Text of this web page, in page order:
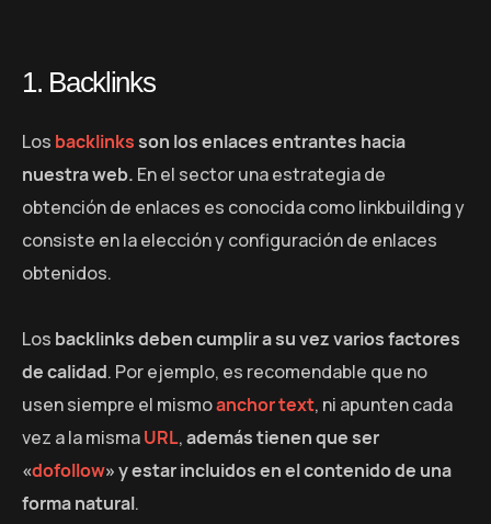
1. Backlinks
Los backlinksson los enlaces entrantes hacia
nuestra web. En el sector una estrategia de
obtención de enlaces es conocida como linkbuilding y
consiste en la elección y configuración de enlaces
obtenidos.
Los backlinks deben cumplir a su vez varios factores
de calidad. Por ejemplo, es recomendable que no
usen siempre el mismoanchor text, ni apunten cada
vez a la mismaURL,además tienen que ser
«dofollow» y estar incluidos en el contenido de una
forma natural.